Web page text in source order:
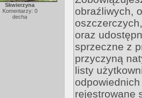
Skwierzyna
Komentarzy: 0
decha
obraźliwych,
oraz
sprzeczne z
przyczyną
listy
odpowiednich
rejestrowane